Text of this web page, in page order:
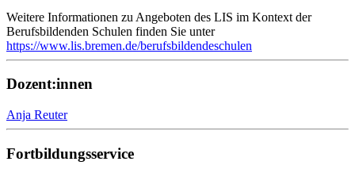
Weitere Informationen zu Angeboten des LIS im Kontext der
Berufsbildenden Schulen finden Sie unter
https://www.lis.bremen.de/berufsbildendeschulen
Dozent:innen
Anja Reuter
Fortbildungsservice